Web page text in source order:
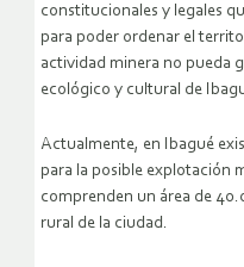
constitucionales y legales
para poder ordenar el
actividad minera no pueda
ecológico y cultural de
Actualmente, en Ibagué
para la posible explotación
comprenden un área de
rural de la ciudad.